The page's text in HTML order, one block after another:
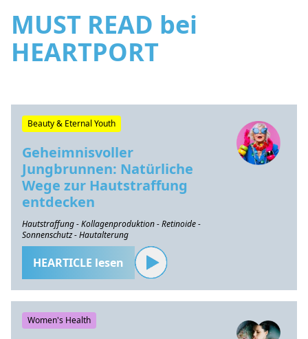
MUST READ bei
HEARTPORT
Beauty & Eternal Youth
Geheimnisvoller
Jungbrunnen: Natürliche
Wege zur Hautstraffung
entdecken
Hautstraffung - Kollagenproduktion - Retinoide -
Sonnenschutz - Hautalterung
HEARTICLE lesen
Women's Health